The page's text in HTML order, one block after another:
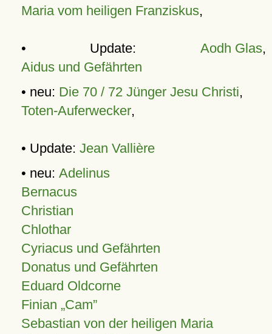
Maria vom heiligen Franziskus,
• Update: Aodh Glas,
Aidus und Gefährten
• neu: Die 70 / 72 Jünger Jesu Christi,
Toten-Auferwecker,
• Update: Jean Vallière
• neu: Adelinus
Bernacus
Christian
Chlothar
Cyriacus und Gefährten
Donatus und Gefährten
Eduard Oldcorne
Finian Cam
Sebastian von der heiligen Maria